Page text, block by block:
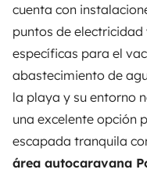
cuenta con
puntos de
específicas para el
abastecimiento de
la playa y su entorno
una excelente opción
escapada tranquila
área autocaravana